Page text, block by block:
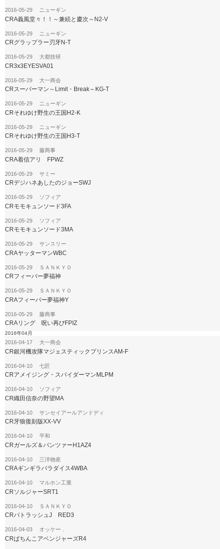
2016-05-29 ニューギン
CRA義風堂々！！～兼続と慶次～N2-V
2016-05-29 ニューギン
CRグラップラー刃牙N-T
2016-05-29 大都技研
CR3x3EYESVA01
2016-05-29 大一商会
CRスーパーマン～Limit・Break～KG-T
2016-05-29 ニューギン
CRそれゆけ野生の王国H2-K
2016-05-29 ニューギン
CRそれゆけ野生の王国H3-T
2016-05-29 藤商事
CRA着信アリ FPWZ
2016-05-29 サミー
CRデジハネあしたのジョーSWJ
2016-05-29 ソフィア
CRモモキュンソード3FA
2016-05-29 ソフィア
CRモモキュンソード3MA
2016-05-29 サンスリー
CRAヤッターマンWBC
2016-05-29 ＳＡＮＫＹＯ
CRフィーバー夢福神
2016-05-29 ＳＡＮＫＹＯ
CRAフィーバー夢福神Y
2016-05-29 藤商事
CRAリング 呪い再びFPIZ
2016年04月
2016-04-17 大一商会
CR銀河機攻隊マジェスティックプリンスAM-F
2016-04-10 七匠
CRアメイジング・スパイダーマンMLPM
2016-04-10 ソフィア
CR織田信奈の野望MA
2016-04-10 サンセイアールアンドディ
CR牙狼復刻版XX-VV
2016-04-10 平和
CRガールズ＆パンツァーH1AZ4
2016-04-10 三洋物産
CRAギンギラパラダイス4WBA
2016-04-10 マルホン工業
CRソルジャーSRT1
2016-04-10 ＳＡＮＫＹＯ
CRパトラッシュJ RED3
2016-04-03 オッケー．
CRぱちんこアベンジャーズR4